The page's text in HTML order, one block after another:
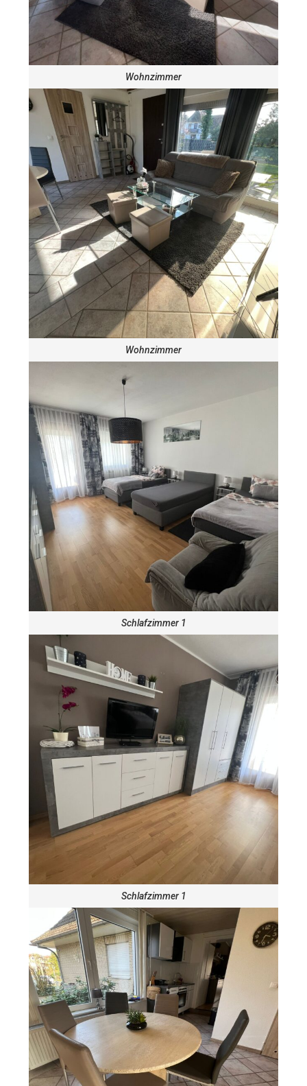
Wohnzimmer
Wohnzimmer
Schlafzimmer 1
Schlafzimmer 1